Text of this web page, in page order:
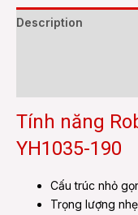
Description
Tính năng
YH1035-190
Cấu trúc nhỏ
Trọng lượng nhẹ